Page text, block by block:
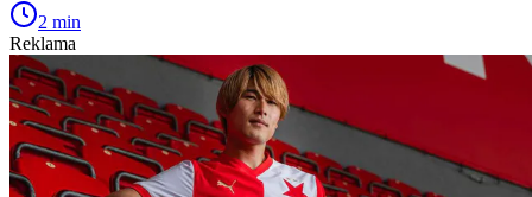
2 min
Reklama